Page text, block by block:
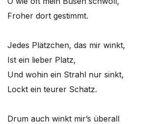
Froher dort gestimmt.
Jedes Plätzchen, das mir winkt,
Ist ein lieber Platz,
Und wohin ein Strahl nur sinkt,
Lockt ein teurer Schatz.
Drum auch winkt mir’s überall